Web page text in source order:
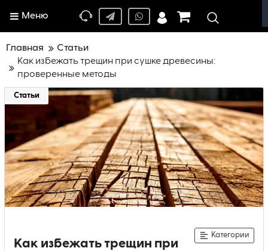
Меню
Главная
Статьи
Как избежать трещин при сушке древесины:
проверенные методы
Статьи
Как избежать трещин при
Категории